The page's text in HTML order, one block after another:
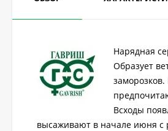
Нарядная
Образует
Всходы
высаживают в начале июня с